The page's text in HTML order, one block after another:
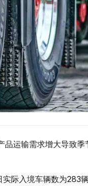
运输需求增大导致
际入境车辆数为283